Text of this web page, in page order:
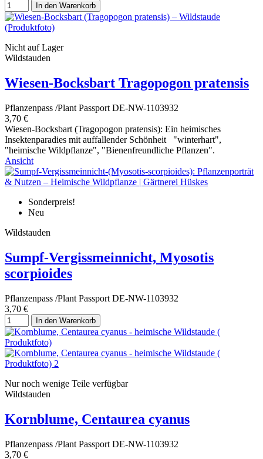
In den Warenkorb
Nicht auf Lager
Wildstauden
Wiesen-Bocksbart Tragopogon pratensis
Pflanzenpass /Plant Passport DE-NW-1103932
3,70 €
Wiesen-Bocksbart (Tragopogon pratensis): Ein heimisches
Insektenparadies mit auffallender Schönheit "winterhart",
"heimische Wildpflanze", "Bienenfreundliche Pflanzen".
Ansicht
Sonderpreis!
Neu
Wildstauden
Sumpf-Vergissmeinnicht, Myosotis
scorpioides
Pflanzenpass /Plant Passport DE-NW-1103932
3,70 €
In den Warenkorb
Nur noch wenige Teile verfügbar
Wildstauden
Kornblume, Centaurea cyanus
Pflanzenpass /Plant Passport DE-NW-1103932
3,70 €